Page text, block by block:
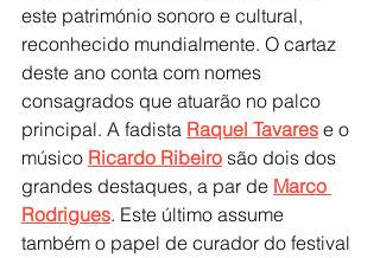
este património sonoro e cultural,
reconhecido mundialmente. O cartaz
deste ano conta com nomes
consagrados que atuarão no palco
principal. A fadista Raquel Tavares e o
músico Ricardo Ribeiro são dois dos
grandes destaques, a par de Marco
Rodrigues. Este último assume
também o papel de curador do festival